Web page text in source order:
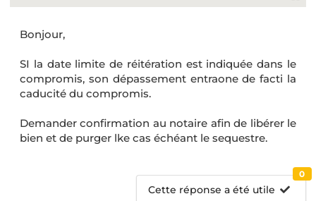
Bonjour,
SI la date limite de réitération est indiquée dans le
compromis, son dépassement entraone de facti la
caducité du compromis.
Demander confirmation au notaire afin de libérer le
bien et de purger lke cas échéant le sequestre.
Cette réponse a été utile
0